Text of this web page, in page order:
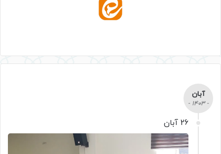
آبان
- 1403 -
26 آبان